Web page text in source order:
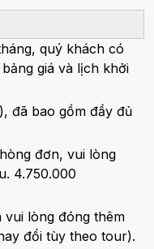
quý khách có
giá và lịch khởi
đã bao gồm đầy đủ
đơn, vui lòng
4.750.000
lòng đóng thêm
đổi tùy theo tour).